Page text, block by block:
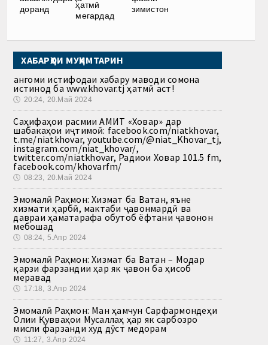
доранд
ҳатмӣ
мегардад
зимистон
ХАБАРҲОИ МУҲИМТАРИН
Ҳангоми истифодаи хабару маводи сомона
истинод ба www.khovar.tj ҳатмӣ аст!
🕔 20:24, 20.Май 2024
Саҳифаҳои расмии АМИТ «Ховар» дар
шабакаҳои иҷтимоӣ: facebook.com/niatkhovar,
t.me/niatkhovar, youtube.com/@niat_Khovar_tj,
instagram.com/niat_khovar/,
twitter.com/niatkhovar, Радиои Ховар 101.5 fm,
facebook.com/khovarfm/
🕔 08:23, 20.Май 2024
Эмомалӣ Раҳмон: Хизмат ба Ватан, яъне
хизмати ҳарбӣ, мактаби ҷавонмардӣ ва
давраи ҳаматарафа обутоб ёфтани ҷавонон
мебошад
🕔 08:24, 5.Апр 2024
Эмомалӣ Раҳмон: Хизмат ба Ватан – Модар
қарзи фарзандии ҳар як ҷавон ба ҳисоб
меравад
🕔 17:18, 3.Апр 2024
Эмомалӣ Раҳмон: Ман ҳамчун Сарфармондеҳи
Олии Қувваҳои Мусаллаҳ ҳар як сарбозро
мисли фарзанди худ дӯст медорам
🕔 11:27, 3.Апр 2024